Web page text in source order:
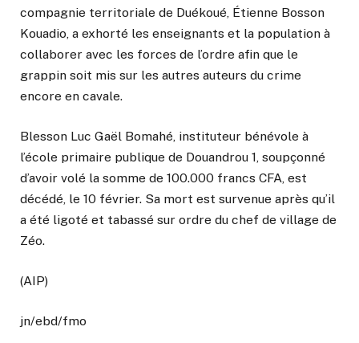
compagnie territoriale de Duékoué, Étienne Bosson
Kouadio, a exhorté les enseignants et la population à
collaborer avec les forces de l’ordre afin que le
grappin soit mis sur les autres auteurs du crime
encore en cavale.
Blesson Luc Gaël Bomahé, instituteur bénévole à
l’école primaire publique de Douandrou 1, soupçonné
d’avoir volé la somme de 100.000 francs CFA, est
décédé, le 10 février. Sa mort est survenue après qu’il
a été ligoté et tabassé sur ordre du chef de village de
Zéo.
(AIP)
jn/ebd/fmo